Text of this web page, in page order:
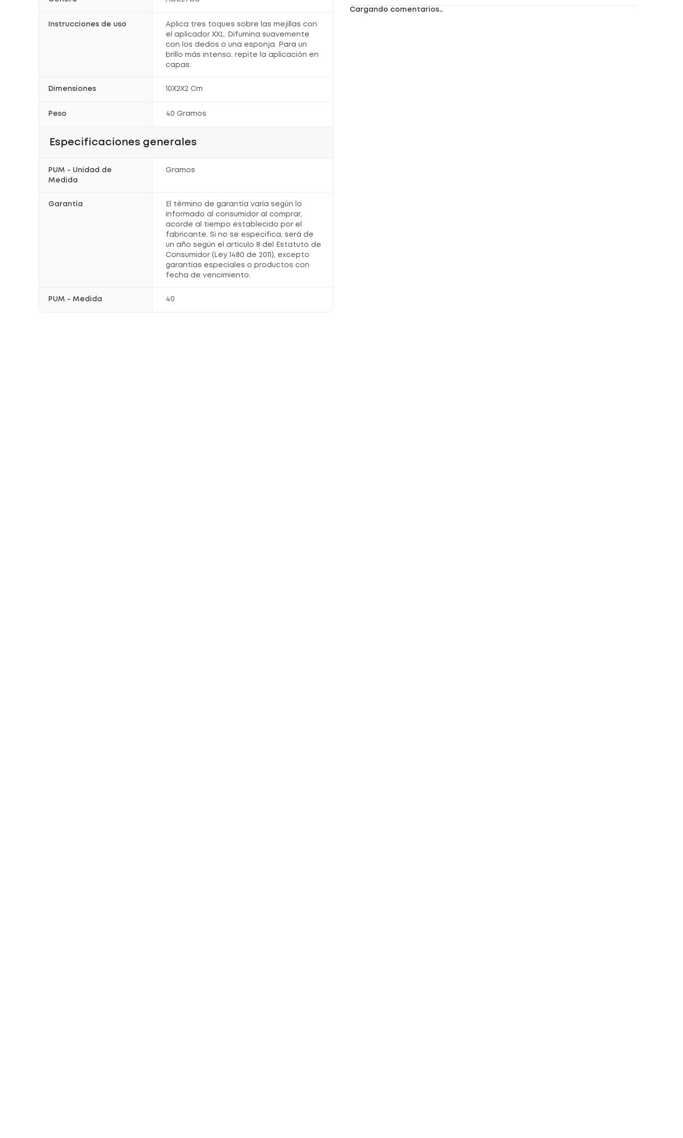
Duración de hasta 12 horascon acabado
Aplicador XXL
¿Cómo usar Iluminador
Excelentes precios
Registro sanitario
NSOC35694-24CO
Instrucciones de uso
Aplica tres toques sobre las mejillas con
el aplicador XXL. Difumina suavemente
con los dedos o una esponja. Para un
brillo más intenso, repite la aplicación en
capas.
Dimensiones 10X2X2 Cm
Peso 40 Gramos
Especificaciones generales
PUM - Unidad de
Medida
Gramos
Garantía
El término de garantía varía según lo
informado al consumidor al comprar,
acorde al tiempo establecido por el
fabricante. Si no se especifica, será de
un año según el artículo 8 del Estatuto de
Consumidor (Ley 1480 de 2011), excepto
garantías especiales o productos con
fecha de vencimiento.
PUM - Medida 40
Cargando comentarios…